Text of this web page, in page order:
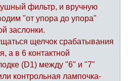
фильтр, и вручную
"от упора до упора"
заслонки.
щелчок срабатывания
а в 6 контактной
(D1) между "6" и "7"
контрольная лампочка-